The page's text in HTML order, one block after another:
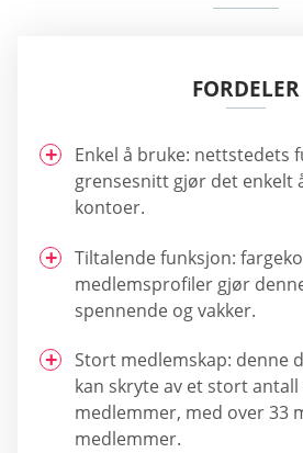
FORDELER
Enkel å bruke: nettstedets
grensesnitt gjør det enkelt
kontoer.
Tiltalende funksjon:
medlemsprofiler gjør
spennende og vakker.
Stort medlemskap: denne
kan skryte av et stort
medlemmer, med over 33
medlemmer.